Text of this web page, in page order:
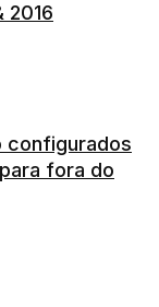
2016
configurados
fora do